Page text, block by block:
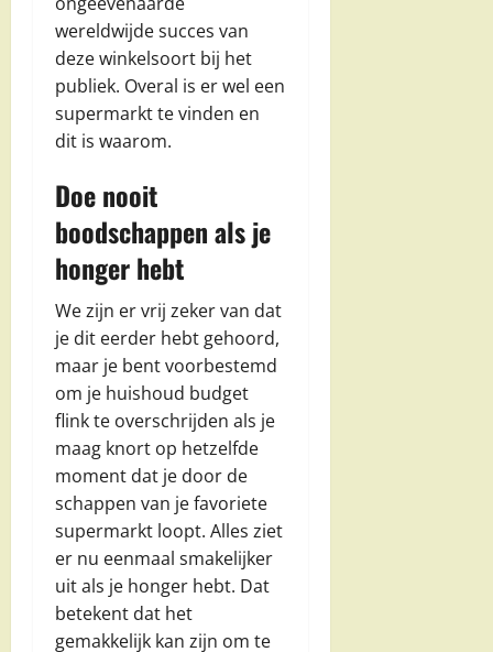
wereldwijde succes van
deze winkelsoort bij het
publiek. Overal is er wel een
supermarkt te vinden en
dit is waarom.
Doe nooit
boodschappen als je
honger hebt
We zijn er vrij zeker van dat
je dit eerder hebt gehoord,
maar je bent voorbestemd
om je huishoud budget
flink te overschrijden als je
maag knort op hetzelfde
moment dat je door de
schappen van je favoriete
supermarkt loopt. Alles ziet
er nu eenmaal smakelijker
uit als je honger hebt. Dat
betekent dat het
gemakkelijk kan zijn om te